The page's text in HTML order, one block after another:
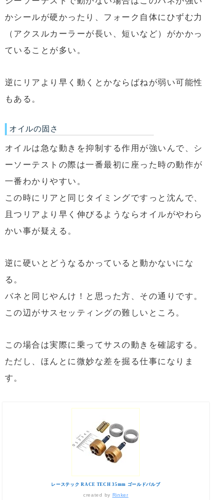
かシールが硬かったり、フォーク自体にひずむ力
（アクスルカーラーが長い、短いなど）がかかっ
ていることが多い。
逆にリアより早く動くとかならばねが弱い可能性
もある。
オイルの固さ
オイルは急な動きを抑制する作用が強いんで、シ
ーソーテストの際は一番最初に座った時の動作が
一番わかりやすい。
この時にリアと同じタイミングですっと沈んで、
且つリアより早く伸びるようならオイルがやわら
かい事が疑える。
逆に硬いとどうなるかっていると動かないにな
る。
バネと同じやんけ！と思った方、その通りです。
この辺がサスセッティングの難しいところ。
この場合は実際に乗ってサスの動きを確認する。
ただし、ほんとに微妙な差を掘る仕事になりま
す。
レーステック RACE TECH 35mm ゴールドバルブ
created by Rinker